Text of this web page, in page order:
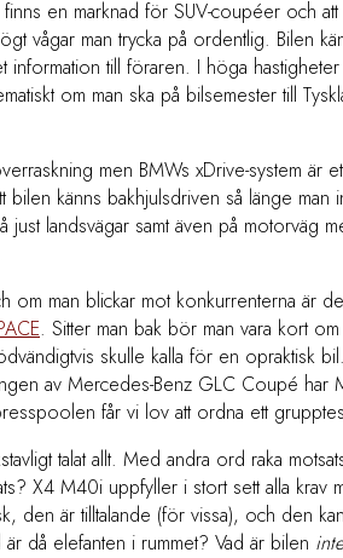
en marknad för SUV-coupéer och
vågar man trycka på ordentlig. Bilen
information till föraren. I höga
om man ska på bilsemester till
men BMWs xDrive-system är
känns bakhjulsdriven så länge man
landsvägar samt även på motorväg
om man blickar mot konkurrenterna är
. Sitter man bak bör man vara kort
skulle kalla för en opraktisk
av Mercedes-Benz GLC Coupé
får vi lov att ordna ett
talat allt. Med andra ord raka
X4 M40i uppfyller i stort sett alla krav
den är tilltalande (för vissa), och den
då elefanten i rummet? Vad är bilen